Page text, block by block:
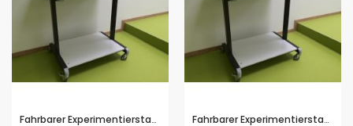
Fahrbarer Experimentierstand (60 x 75 cm), Tischplatte 30 mm stark mit PP-Kante Fahrbarer Experimentierstand (120 x 75 cm), Tischplatte 30 mm stark mit PP-Kante